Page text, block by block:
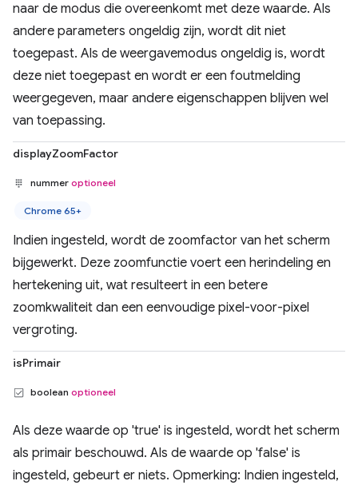
naar de modus die overeenkomt met deze waarde. Als
andere parameters ongeldig zijn, wordt dit niet
toegepast. Als de weergavemodus ongeldig is, wordt
deze niet toegepast en wordt er een foutmelding
weergegeven, maar andere eigenschappen blijven wel
van toepassing.
displayZoomFactor
nummer optioneel
Chrome 65+
Indien ingesteld, wordt de zoomfactor van het scherm
bijgewerkt. Deze zoomfunctie voert een herindeling en
hertekening uit, wat resulteert in een betere
zoomkwaliteit dan een eenvoudige pixel-voor-pixel
vergroting.
isPrimair
boolean optioneel
Als deze waarde op 'true' is ingesteld, wordt het scherm
als primair beschouwd. Als de waarde op 'false' is
ingesteld, gebeurt er niets. Opmerking: Indien ingesteld,